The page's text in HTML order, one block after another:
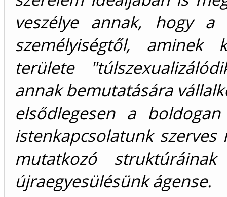
veszélye annak, hogy a
személyiségtől, aminek
területe
annak bemutatására
elsődlegesen a
istenkapcsolatunk
mutatkozó
újraegyesülésünk ágense.